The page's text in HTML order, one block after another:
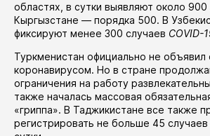
областях , в сутки выявляют около
Кыргызстане — порядка 500. В
фиксируют менее 300 случаев COVID-
Туркменистан официально не
коронавирусом. Но в стране
ограничения на работу
также началась массовая
«гриппа». В Таджикистане все также
регистрировать не больше 45